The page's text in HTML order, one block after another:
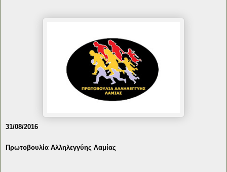
31/08/2016
Πρωτοβουλία Αλληλεγγύης Λαμίας